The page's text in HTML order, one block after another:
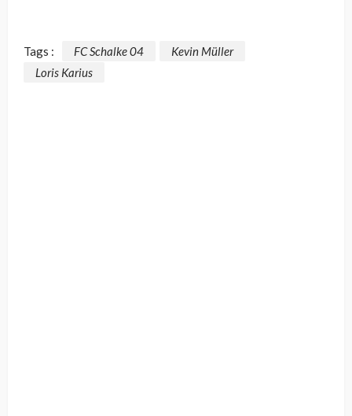
Tags : FC Schalke 04
Kevin Müller
Loris Karius